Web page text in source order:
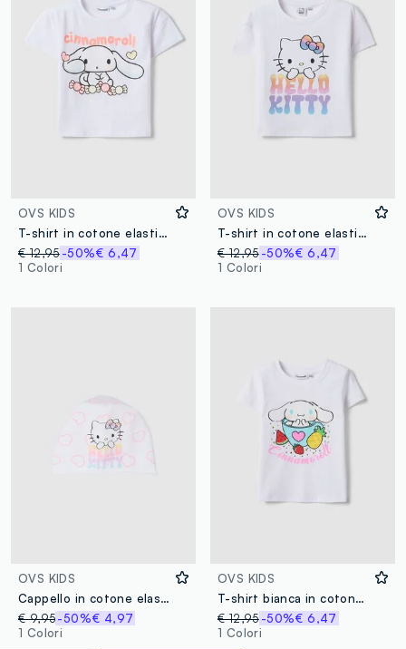
OVS KIDS
T-shirt in cotone elasticizzato bianco da bambina con stampa
€ 12,95-50%€ 6,47
1 Colori
OVS KIDS
T-shirt in cotone elasticizzato bianca da bambina con stampa Hello Kitty
€ 12,95 -50%€ 6,47
1 Colori
OVS KIDS
Cappello in cotone elasticizzato multicolor da bambina con stampa Hello Kitty
€ 9,95-50%€ 4,97
1 Colori
OVS KIDS
T-shirt bianca in cotone elasticizzato a maniche corte
€ 12,95 -50%€ 6,47
1 Colori